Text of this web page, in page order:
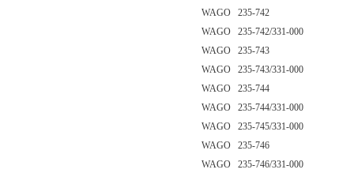
WAGO 235-742
WAGO 235-742/331-000
WAGO 235-743
WAGO 235-743/331-000
WAGO 235-744
WAGO 235-744/331-000
WAGO 235-745/331-000
WAGO 235-746
WAGO 235-746/331-000